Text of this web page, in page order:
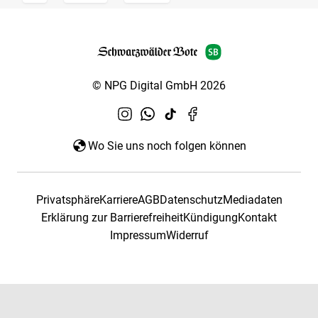
© NPG Digital GmbH 2026
Wo Sie uns noch folgen können
PrivatsphäreKarriereAGBDatenschutzMediadaten
Erklärung zur BarrierefreiheitKündigungKontakt
ImpressumWiderruf